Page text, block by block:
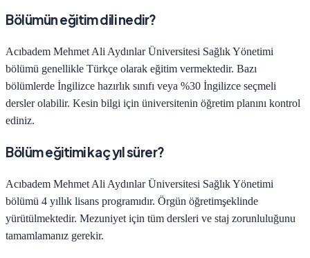
Bölümün eğitim dili nedir?
Acıbadem Mehmet Ali Aydınlar Üniversitesi Sağlık Yönetimi
bölümü genellikle Türkçe olarak eğitim vermektedir. Bazı
bölümlerde İngilizce hazırlık sınıfı veya %30 İngilizce seçmeli
dersler olabilir. Kesin bilgi için üniversitenin öğretim planını kontrol
ediniz.
Bölüm eğitimi kaç yıl sürer?
Acıbadem Mehmet Ali Aydınlar Üniversitesi Sağlık Yönetimi
bölümü 4 yıllık lisans programıdır. Örgün öğretimşeklinde
yürütülmektedir. Mezuniyet için tüm dersleri ve staj zorunluluğunu
tamamlamanız gerekir.